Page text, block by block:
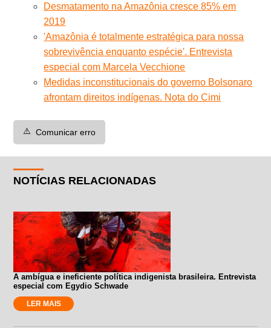
Desmatamento na Amazônia cresce 85% em
2019
'Amazônia é totalmente estratégica para nossa
sobrevivência enquanto espécie'. Entrevista
especial com Marcela Vecchione
Medidas inconstitucionais do governo Bolsonaro
afrontam direitos indígenas. Nota do Cimi
⚠️ Comunicar erro
NOTÍCIAS RELACIONADAS
A ambígua e ineficiente política indigenista brasileira. Entrevista
especial com Egydio Schwade
LER MAIS